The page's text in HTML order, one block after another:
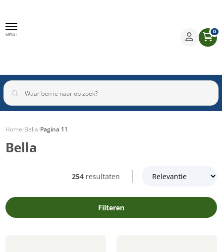
MENU 0
Binnenverlichting
Home/Bella/Pagina 11
Bella
254 resultaten
Filteren